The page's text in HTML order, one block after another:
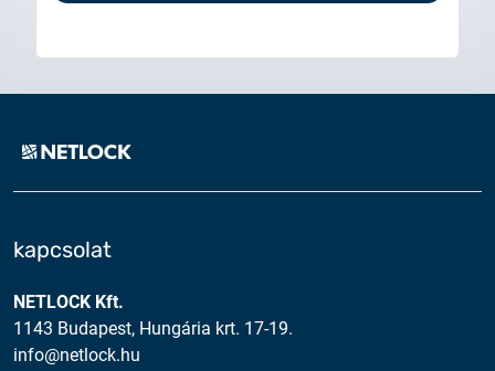
kapcsolat
NETLOCK Kft.
1143 Budapest, Hungária krt. 17-19.
info@netlock.hu